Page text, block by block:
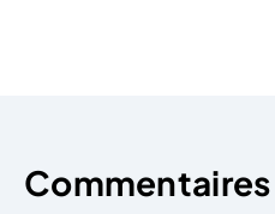
Commentaires